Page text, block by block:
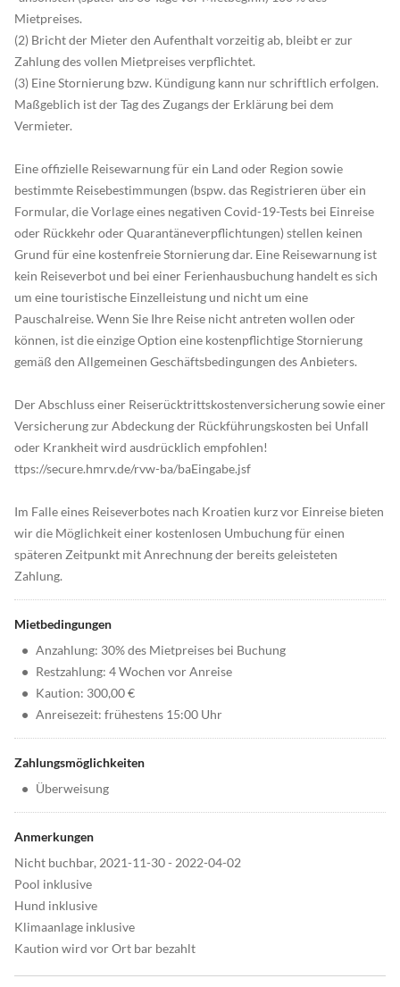
Mietpreises.
(2) Bricht der Mieter den Aufenthalt vorzeitig ab, bleibt er zur
Zahlung des vollen Mietpreises verpflichtet.
(3) Eine Stornierung bzw. Kündigung kann nur schriftlich erfolgen.
Maßgeblich ist der Tag des Zugangs der Erklärung bei dem
Vermieter.
Eine offizielle Reisewarnung für ein Land oder Region sowie
bestimmte Reisebestimmungen (bspw. das Registrieren über ein
Formular, die Vorlage eines negativen Covid-19-Tests bei Einreise
oder Rückkehr oder Quarantäneverpflichtungen) stellen keinen
Grund für eine kostenfreie Stornierung dar. Eine Reisewarnung ist
kein Reiseverbot und bei einer Ferienhausbuchung handelt es sich
um eine touristische Einzelleistung und nicht um eine
Pauschalreise. Wenn Sie Ihre Reise nicht antreten wollen oder
können, ist die einzige Option eine kostenpflichtige Stornierung
gemäß den Allgemeinen Geschäftsbedingungen des Anbieters.
Der Abschluss einer Reiserücktrittskostenversicherung sowie einer
Versicherung zur Abdeckung der Rückführungskosten bei Unfall
oder Krankheit wird ausdrücklich empfohlen!
ttps://secure.hmrv.de/rvw-ba/baEingabe.jsf
Im Falle eines Reiseverbotes nach Kroatien kurz vor Einreise bieten
wir die Möglichkeit einer kostenlosen Umbuchung für einen
späteren Zeitpunkt mit Anrechnung der bereits geleisteten
Zahlung.
Mietbedingungen
• Anzahlung: 30% des Mietpreises bei Buchung
• Restzahlung: 4 Wochen vor Anreise
• Kaution: 300,00 €
• Anreisezeit: frühestens 15:00 Uhr
Zahlungsmöglichkeiten
• Überweisung
Anmerkungen
Nicht buchbar, 2021-11-30 - 2022-04-02
Pool inklusive
Hund inklusive
Klimaanlage inklusive
Kaution wird vor Ort bar bezahlt